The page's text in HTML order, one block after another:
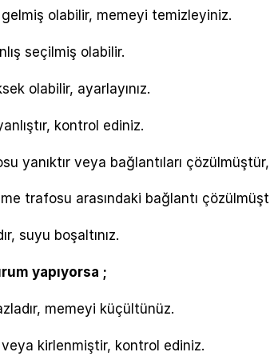
olabilir, memeyi temizleyiniz.
seçilmiş olabilir.
olabilir, ayarlayınız.
kontrol ediniz.
yanıktır veya bağlantıları
trafosu arasındaki bağlantı
suyu boşaltınız.
yapıyorsa ;
memeyi küçültünüz.
kirlenmiştir, kontrol ediniz.